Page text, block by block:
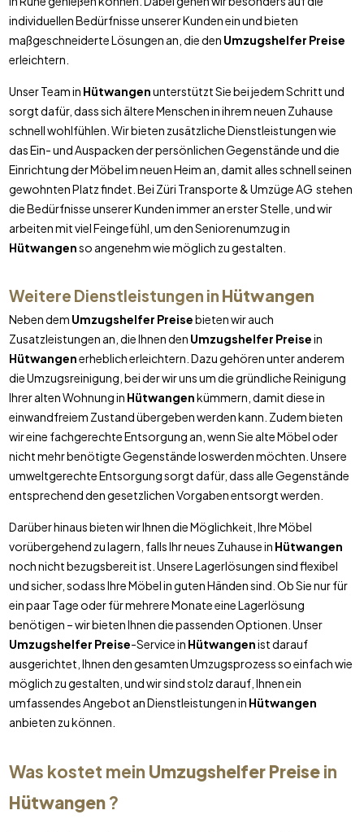
individuellen Bedürfnisse unserer Kunden ein und bieten
maßgeschneiderte Lösungen an, die den Umzugshelfer Preise
erleichtern.
Unser Team in Hütwangenunterstützt Sie bei jedem Schritt und
sorgt dafür, dass sich ältere Menschen in ihrem neuen Zuhause
schnell wohlfühlen. Wir bieten zusätzliche Dienstleistungen wie
das Ein- und Auspacken der persönlichen Gegenstände und die
Einrichtung der Möbel im neuen Heim an, damit alles schnell seinen
gewohnten Platz findet. Bei Züri Transporte & Umzüge AG stehen
die Bedürfnisse unserer Kunden immer an erster Stelle, und wir
arbeiten mit viel Feingefühl, um den Seniorenumzug in
Hütwangenso angenehm wie möglich zu gestalten.
Weitere Dienstleistungen in Hütwangen
Neben dem Umzugshelfer Preisebieten wir auch
Zusatzleistungen an, die Ihnen den Umzugshelfer Preisein
Hütwangenerheblich erleichtern. Dazu gehören unter anderem
die Umzugsreinigung, bei der wir uns um die gründliche Reinigung
Ihrer alten Wohnung in Hütwangenkümmern, damit diese in
einwandfreiem Zustand übergeben werden kann. Zudem bieten
wir eine fachgerechte Entsorgung an, wenn Sie alte Möbel oder
nicht mehr benötigte Gegenstände loswerden möchten. Unsere
umweltgerechte Entsorgung sorgt dafür, dass alle Gegenstände
entsprechend den gesetzlichen Vorgaben entsorgt werden.
Darüber hinaus bieten wir Ihnen die Möglichkeit, Ihre Möbel
vorübergehend zu lagern, falls Ihr neues Zuhause in Hütwangen
noch nicht bezugsbereit ist. Unsere Lagerlösungen sind flexibel
und sicher, sodass Ihre Möbel in guten Händen sind. Ob Sie nur für
ein paar Tage oder für mehrere Monate eine Lagerlösung
benötigen – wir bieten Ihnen die passenden Optionen. Unser
Umzugshelfer Preise-Service in Hütwangenist darauf
ausgerichtet, Ihnen den gesamten Umzugsprozess so einfach wie
möglich zu gestalten, und wir sind stolz darauf, Ihnen ein
umfassendes Angebot an Dienstleistungen in Hütwangen
anbieten zu können.
Was kostet mein Umzugshelfer Preisein
Hütwangen?